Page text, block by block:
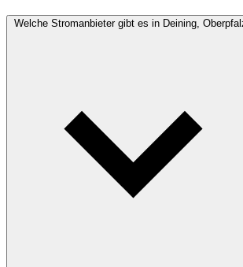
Welche Stromanbieter gibt es in Deining,